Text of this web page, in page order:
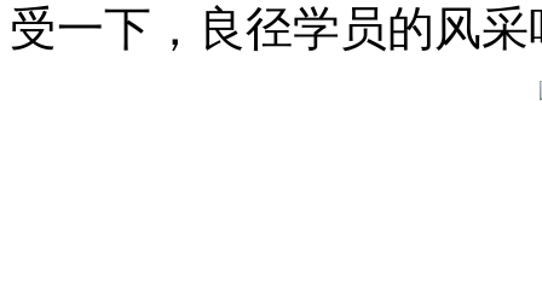
受一下，良径学员的风采